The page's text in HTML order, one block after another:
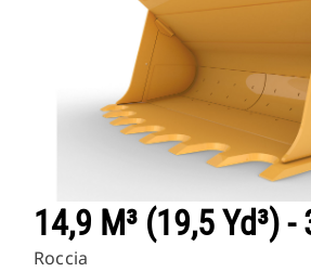
14,9 M³ (19,5 Yd³)
Roccia